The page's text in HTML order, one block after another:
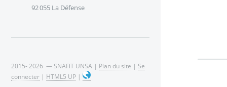
92 055 La Défense
2015- 2026 — SNAFiT UNSA | Plan du site | Se
connecter | HTML5 UP |